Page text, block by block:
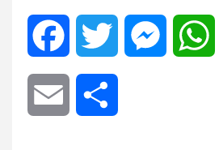
Facebook Twitter
Email